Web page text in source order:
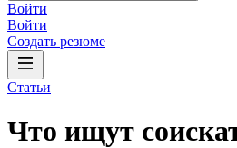
Войти
Войти
Создать резюме
Статьи
Что ищут